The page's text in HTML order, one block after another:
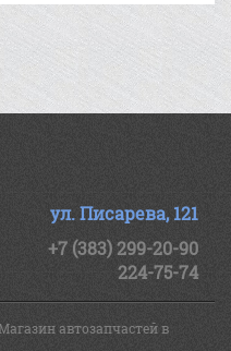
ул. Писарева, 121
+7 (383) 299-20-90
224-75-74
автозапчастей в